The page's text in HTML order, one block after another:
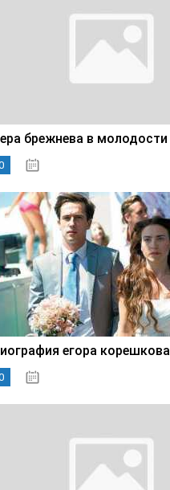
брежнева в молодости
егора корешкова